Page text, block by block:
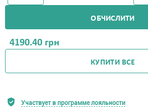
ОБЧИСЛИТИ
4190.40 грн
КУПИТИ ВСЕ
Участвует в программе лояльности